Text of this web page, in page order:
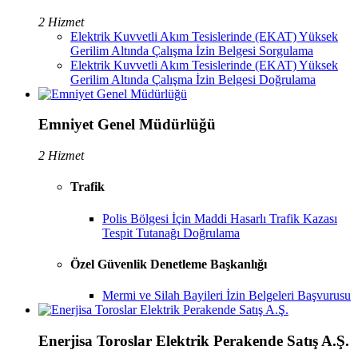
2 Hizmet
Elektrik Kuvvetli Akım Tesislerinde (EKAT) Yüksek
Gerilim Altında Çalışma İzin Belgesi Sorgulama
Elektrik Kuvvetli Akım Tesislerinde (EKAT) Yüksek
Gerilim Altında Çalışma İzin Belgesi Doğrulama
Emniyet Genel Müdürlüğü
2 Hizmet
Trafik
Polis Bölgesi İçin Maddi Hasarlı Trafik Kazası
Tespit Tutanağı Doğrulama
Özel Güvenlik Denetleme Başkanlığı
Mermi ve Silah Bayileri İzin Belgeleri Başvurusu
Enerjisa Toroslar Elektrik Perakende Satış A.Ş.